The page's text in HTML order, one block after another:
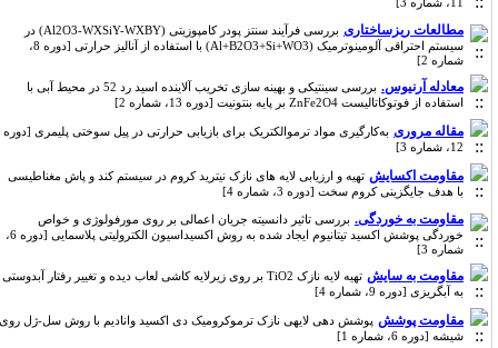
مطالعات ریزساختاری
بررسی فرآیند سنتز پودر کامپوزیتی (Al2O3-WXSiY-WXBY) در
سیستم احتراقی آلومینوترمیک (Al+B2O3+Si+WO3) با استفاده از آنالیز حرارتی [دوره 8،
شماره 2]
معادله آرنیوس.
بررسی سینتیکی و بهینه سازی تخریب آلاینده اسید رد 52 در محیط آبی با
استفاده از فوتوکاتالیست ZnFe2O4 بر پایه بنتونیت [دوره 13، شماره 2]
مقاله مروری به‌کارگیری مواد ترموالکتریک برای بازیابی حرارتی در پیل سوختی پلیمری [دوره
12، شماره 3]
مقاومت اکسایش تهیه و ارزیابی لایه های نازک نیترید کروم در سیستم کند و پاش مغناطیسی
با هدف جایگزینی کروم سخت [دوره 3، شماره 4]
مقاومت به خوردگی. بررسی تاثیر دانسیته جریان اعمالی بر روی مورفولوژی و خواص
خوردگی پوشش اکسید تیتانیوم ایجاد شده به روش اکسیداسیون الکترولیتی پلاسمایی [دوره 6،
شماره 3]
مقاومت به سایش
تهیه لایه نازک TiO2 بر روی زیرلایه کاشی لعاب دیده و تغییر رفتار آبدوستی
به آبگریزی [دوره 9، شماره 4]
مقاومت پوشش پوشش دهی لایهی نازک ترموکرومیک دی اکسید وانادیم با روش سل-ژل روی
شیشه [دوره 6، شماره 1]